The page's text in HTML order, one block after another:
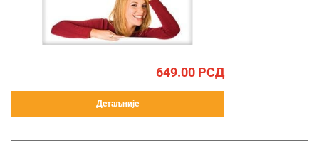
649.00 РСД
Детаљније